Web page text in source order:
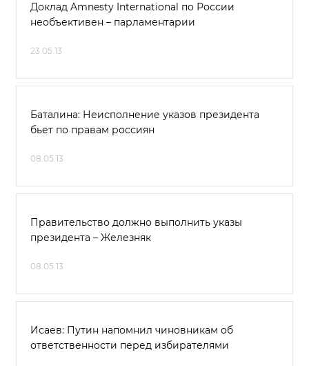
Доклад Amnesty International по России
необъективен – парламентарии
23.05.13
Баталина: Неисполнение указов президента
бьет по правам россиян
08.05.13
Правительство должно выполнить указы
президента – Железняк
08.05.13
Исаев: Путин напомнил чиновникам об
ответственности перед избирателями